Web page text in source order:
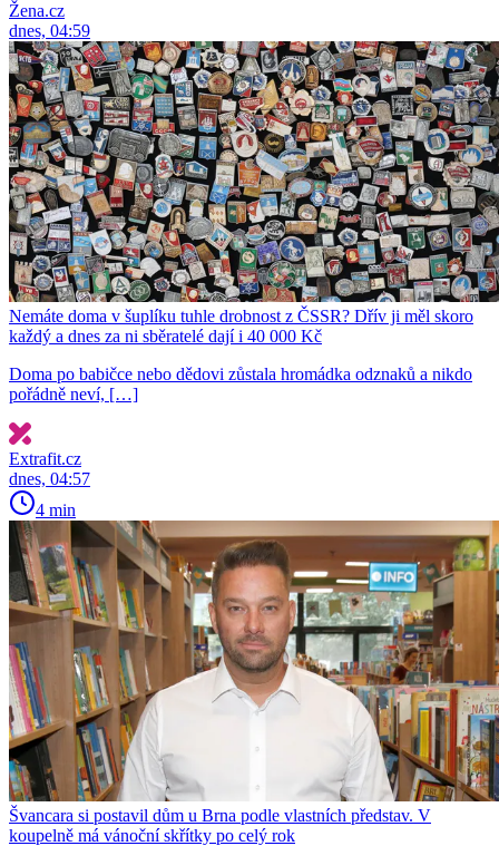
Žena.cz
dnes, 04:59
Nemáte doma v šuplíku tuhle drobnost z ČSSR? Dřív ji měl skoro
každý a dnes za ni sběratelé dají i 40 000 Kč
Doma po babičce nebo dědovi zůstala hromádka odznaků a nikdo
pořádně neví, […]
Extrafit.cz
dnes, 04:57
4 min
Švancara si postavil dům u Brna podle vlastních představ. V
koupelně má vánoční skřítky po celý rok